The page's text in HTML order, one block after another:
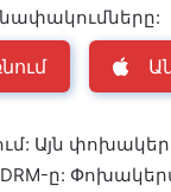
Այն
DRM-ը: